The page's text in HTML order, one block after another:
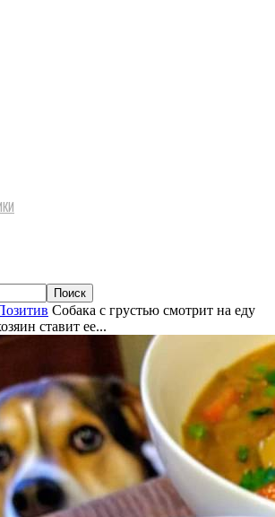
Собака с грустью смотрит на еду
ставит ее...